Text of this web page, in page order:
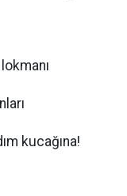
kucağına!